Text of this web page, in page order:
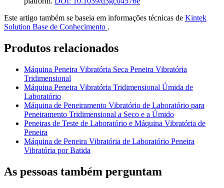
Este artigo também se baseia em informações técnicas de Kintek
Solution Base de Conhecimento .
Produtos relacionados
Máquina Peneira Vibratória Seca Peneira Vibratória
Tridimensional
Máquina Peneira Vibratória Tridimensional Úmida de
Laboratório
Máquina de Peneiramento Vibratório de Laboratório para
Peneiramento Tridimensional a Seco e a Úmido
Peneiras de Teste de Laboratório e Máquina Vibratória de
Peneira
Máquina de Peneira Vibratória de Laboratório Peneira
Vibratória por Batida
As pessoas também perguntam